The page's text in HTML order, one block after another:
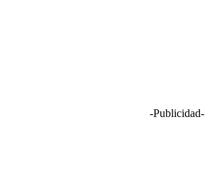
-Publicidad-